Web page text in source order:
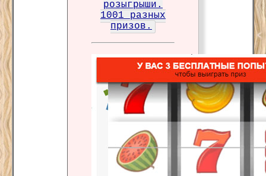
розыгрыши.
1001 разных
призов.